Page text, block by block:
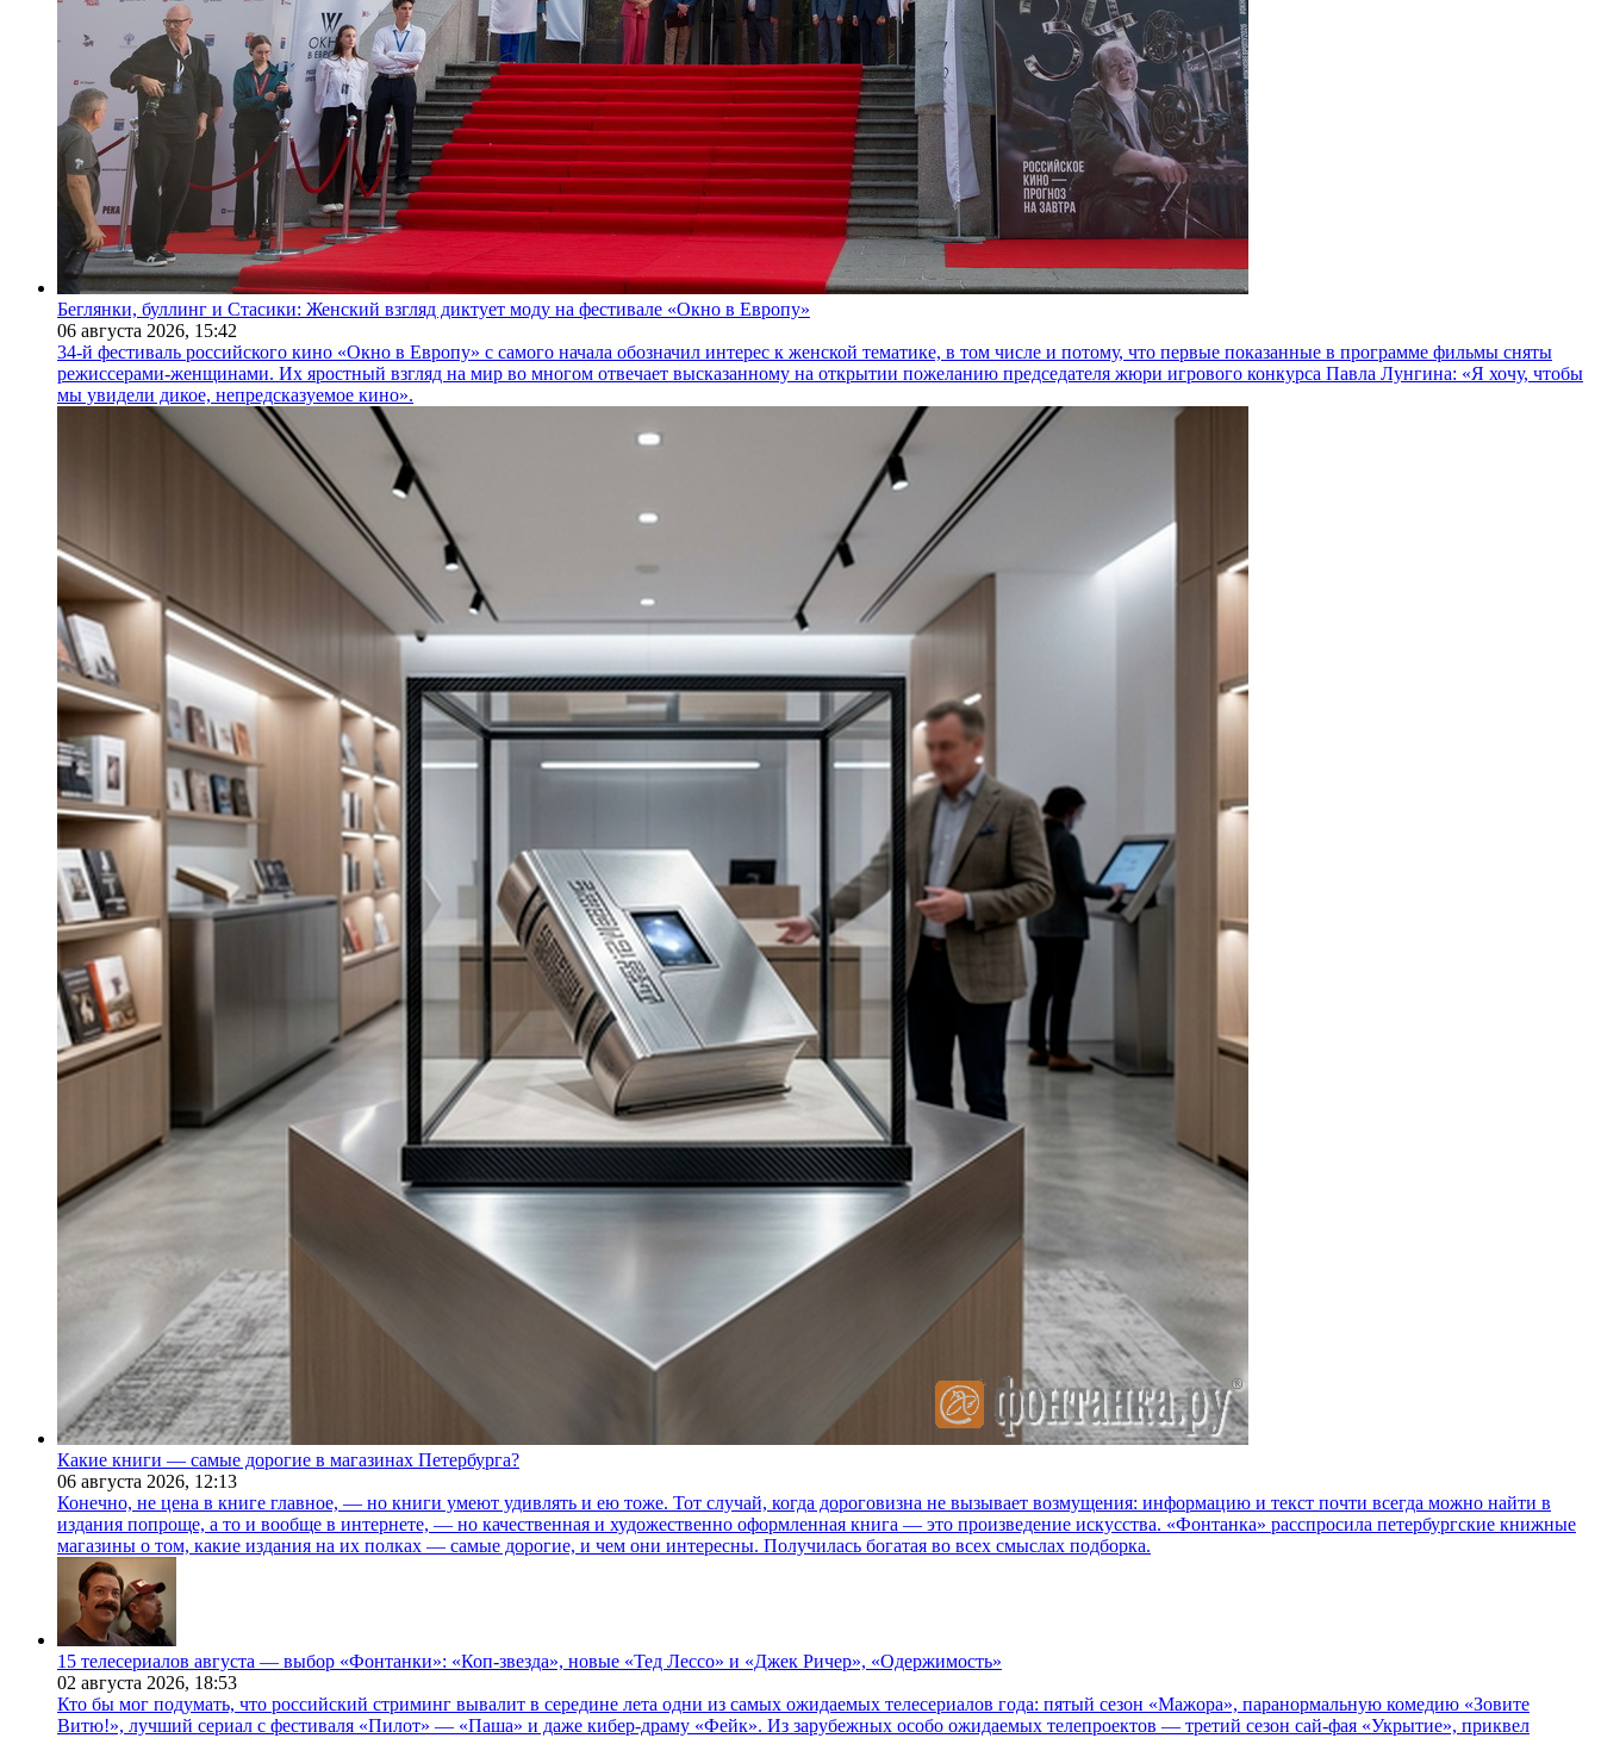
Беглянки, буллинг и Стасики: Женский взгляд диктует моду на фестивале «Окно в Европу»
06 августа 2026, 15:42
34-й фестиваль российского кино «Окно в Европу» с самого начала обозначил интерес к женской тематике, в том числе и потому, что первые показанные в программе фильмы сняты
режиссерами-женщинами. Их яростный взгляд на мир во многом отвечает высказанному на открытии пожеланию председателя жюри игрового конкурса Павла Лунгина: «Я хочу, чтобы
мы увидели дикое, непредсказуемое кино».
Какие книги — самые дорогие в магазинах Петербурга?
06 августа 2026, 12:13
Конечно, не цена в книге главное, — но книги умеют удивлять и ею тоже. Тот случай, когда дороговизна не вызывает возмущения: информацию и текст почти всегда можно найти в
издания попроще, а то и вообще в интернете, — но качественная и художественно оформленная книга — это произведение искусства. «Фонтанка» расспросила петербургские книжные
магазины о том, какие издания на их полках — самые дорогие, и чем они интересны. Получилась богатая во всех смыслах подборка.
15 телесериалов августа — выбор «Фонтанки»: «Коп-звезда», новые «Тед Лессо» и «Джек Ричер», «Одержимость»
02 августа 2026, 18:53
Кто бы мог подумать, что российский стриминг вывалит в середине лета одни из самых ожидаемых телесериалов года: пятый сезон «Мажора», паранормальную комедию «Зовите
Витю!», лучший сериал с фестиваля «Пилот» — «Паша» и даже кибер-драму «Фейк». Из зарубежных особо ожидаемых телепроектов — третий сезон сай-фая «Укрытие», приквел